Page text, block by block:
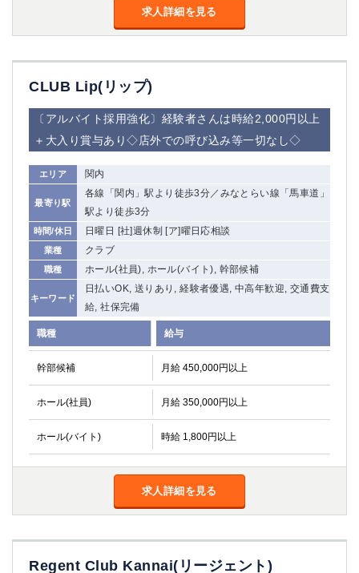
求人詳細を見る
CLUB Lip(リップ)
〔アルバイト採用強化〕経験者さんは時給2,000円以上
＋大入り賞与あり◇店外での呼び込み等一切なし◇
エリア 関内
最寄り駅
各線「関内」駅より徒歩3分／みなとらい線「馬車道」
駅より徒歩3分
時間/休日 日曜日 [社]週休制 [ア]曜日応相談
業種 クラブ
職種 ホール(社員), ホール(バイト), 幹部候補
キーワード
日払いOK, 送りあり, 経験者優遇, 中高年歓迎, 交通費支
給, 社保完備
職種 給与
幹部候補 月給 450,000円以上
ホール(社員) 月給 350,000円以上
ホール(バイト) 時給 1,800円以上
求人詳細を見る
Regent Club Kannai(リージェント)